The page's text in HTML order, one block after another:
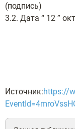
(подпись)
3.2. Дата “ 12 ”
Источник:https://